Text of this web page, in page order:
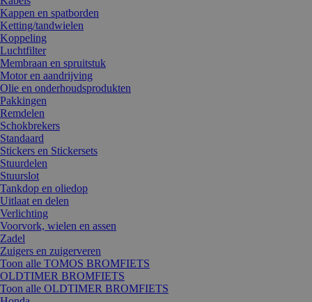
Kappen en spatborden
Ketting/tandwielen
Koppeling
Luchtfilter
Membraan en spruitstuk
Motor en aandrijving
Olie en onderhoudsprodukten
Pakkingen
Remdelen
Schokbrekers
Standaard
Stickers en Stickersets
Stuurdelen
Stuurslot
Tankdop en oliedop
Uitlaat en delen
Verlichting
Voorvork, wielen en assen
Zadel
Zuigers en zuigerveren
Toon alle TOMOS BROMFIETS
OLDTIMER BROMFIETS
Toon alle OLDTIMER BROMFIETS